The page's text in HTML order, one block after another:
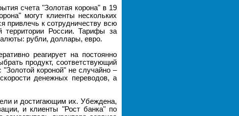
счета "Золотая корона" в 19
могут клиенты нескольких
привлечь к сотрудничеству всю
территории России. Тарифы за
рубли, доллары, евро.
реагирует на постоянно
продукт, соответствующий
короной" не случайно –
денежных переводов, а
и достигающим их. Убеждена,
и клиенты "Рост банка" по